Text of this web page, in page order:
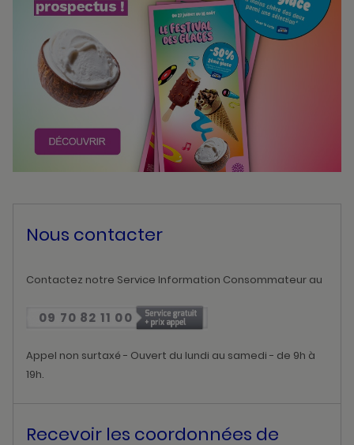
Nous contacter
Contactez notre Service Information Consommateur au
09 70 82 11 00
Appel non surtaxé - Ouvert du lundi au samedi - de 9h à
19h.
Recevoir les coordonnées de